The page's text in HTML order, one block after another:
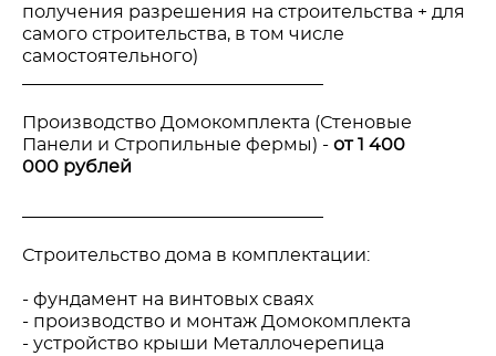
получения разрешения на строительства + для
самого строительства, в том числе
самостоятельного)
Производство Домокомплекта (Стеновые
Панели и Стропильные фермы) - от 1 400
000 рублей
Строительство дома в комплектации:
- фундамент на винтовых сваях
- производство и монтаж Домокомплекта
- устройство крыши Металлочерепица